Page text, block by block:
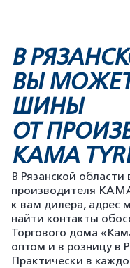
В
ВЫ
ШИНЫ
ОТ
KAMA
В Рязанской
производителя
к вам дилера, адрес
найти контакты
Торгового дома
оптом и в розницу в
Практически в